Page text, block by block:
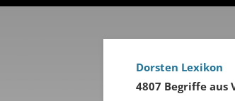
Dorsten Lexikon
4807 Begriffe aus